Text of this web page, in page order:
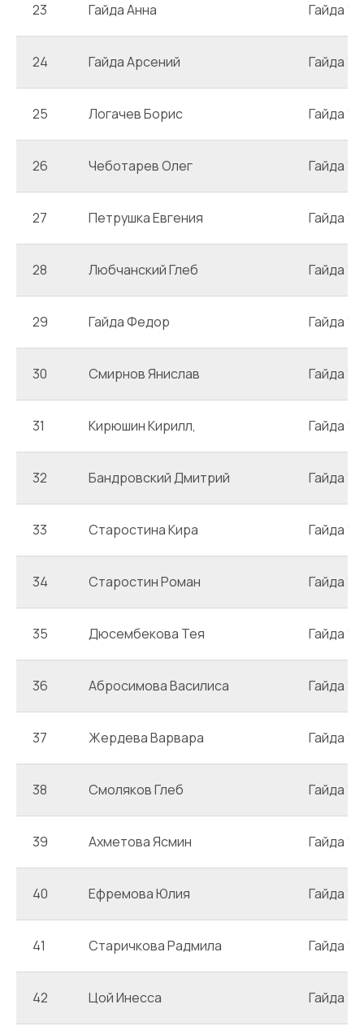
23 Гайда Анна Гайда 1
24 Гайда Арсений Гайда 1
25 Логачев Борис Гайда 1
26 Чеботарев Олег Гайда 1
27 Петрушка Евгения Гайда 1
28 Любчанский Глеб Гайда 1
29 Гайда Федор Гайда 1
30 Смирнов Янислав Гайда 1
31 Кирюшин Кирилл, Гайда 1
32 Бандровский Дмитрий Гайда 1
33 Старостина Кира Гайда 1
34 Старостин Роман Гайда 1
35 Дюсембекова Тея Гайда 1
36 Абросимова Василиса Гайда 1
37 Жердева Варвара Гайда 1
38 Смоляков Глеб Гайда 1
39 Ахметова Ясмин Гайда 1
40 Ефремова Юлия Гайда 1
41 Старичкова Радмила Гайда 1
42 Цой Инесса Гайда 1